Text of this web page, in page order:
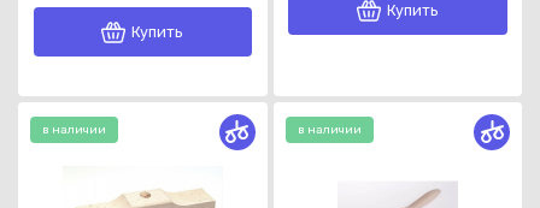
Купить
Купить
в наличии в наличии